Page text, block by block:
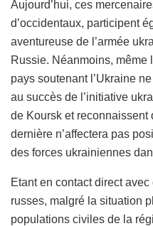
Aujourd’hui, ces
d’occidentaux, participent
aventureuse de l’armée
Russie. Néanmoins, même
pays soutenant l’Ukraine
au succès de l’initiative
de Koursk et
dernière n’affectera pas
des forces ukrainiennes
Etant en contact direct
russes, malgré la situation
populations civiles de la